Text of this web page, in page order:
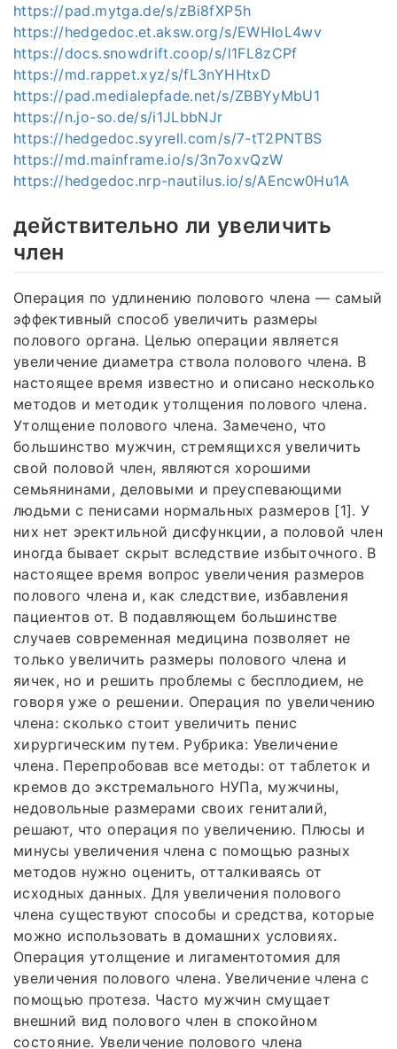
https://pad.mytga.de/s/zBi8fXP5h
https://hedgedoc.et.aksw.org/s/EWHIoL4wv
https://docs.snowdrift.coop/s/l1FL8zCPf
https://md.rappet.xyz/s/fL3nYHHtxD
https://pad.medialepfade.net/s/ZBBYyMbU1
https://n.jo-so.de/s/i1JLbbNJr
https://hedgedoc.syyrell.com/s/7-tT2PNTBS
https://md.mainframe.io/s/3n7oxvQzW
https://hedgedoc.nrp-nautilus.io/s/AEncw0Hu1A
действительно ли увеличить
член
Операция по удлинению полового члена — самый
эффективный способ увеличить размеры
полового органа. Целью операции является
увеличение диаметра ствола полового члена. В
настоящее время известно и описано несколько
методов и методик утолщения полового члена.
Утолщение полового члена. Замечено, что
большинство мужчин, стремящихся увеличить
свой половой член, являются хорошими
семьянинами, деловыми и преуспевающими
людьми с пенисами нормальных размеров [1]. У
них нет эректильной дисфункции, а половой член
иногда бывает скрыт вследствие избыточного. В
настоящее время вопрос увеличения размеров
полового члена и, как следствие, избавления
пациентов от. В подавляющем большинстве
случаев современная медицина позволяет не
только увеличить размеры полового члена и
яичек, но и решить проблемы с бесплодием, не
говоря уже о решении. Операция по увеличению
члена: сколько стоит увеличить пенис
хирургическим путем. Рубрика: Увеличение
члена. Перепробовав все методы: от таблеток и
кремов до экстремального НУПа, мужчины,
недовольные размерами своих гениталий,
решают, что операция по увеличению. Плюсы и
минусы увеличения члена с помощью разных
методов нужно оценить, отталкиваясь от
исходных данных. Для увеличения полового
члена существуют способы и средства, которые
можно использовать в домашних условиях.
Операция утолщение и лигаментотомия для
увеличения полового члена. Увеличение члена с
помощью протеза. Часто мужчин смущает
внешний вид полового член в спокойном
состояние. Увеличение полового члена